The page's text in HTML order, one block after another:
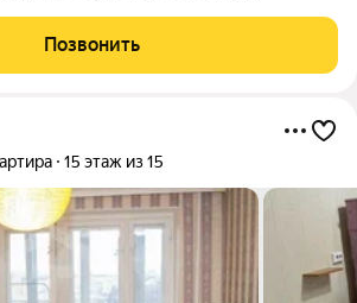
Квартал создаёт ощущение
планировки квартир дают
Позвонить
15 этаж из 15